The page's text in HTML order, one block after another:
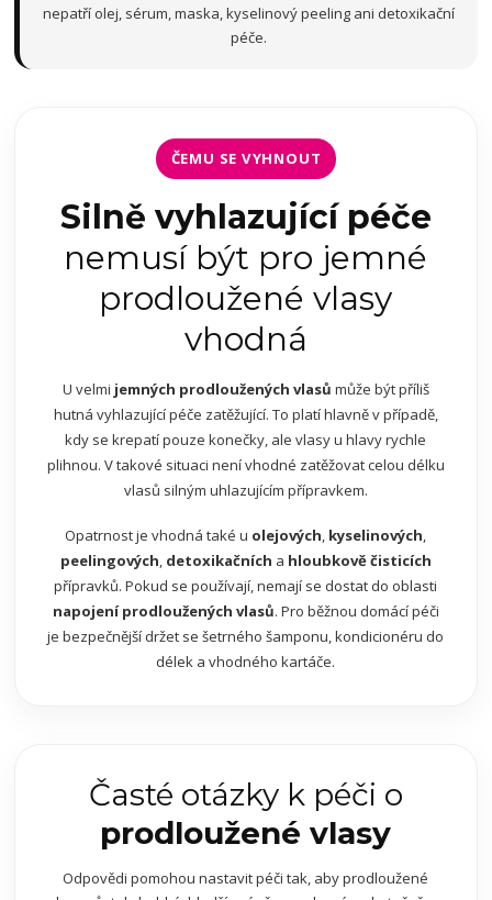
nepatří olej, sérum, maska, kyselinový peeling ani detoxikační
péče.
ČEMU SE VYHNOUT
Silně vyhlazující péče
nemusí být pro jemné
prodloužené vlasy
vhodná
U velmi jemných prodloužených vlasů může být příliš
hutná vyhlazující péče zatěžující. To platí hlavně v případě,
kdy se krepatí pouze konečky, ale vlasy u hlavy rychle
plihnou. V takové situaci není vhodné zatěžovat celou délku
vlasů silným uhlazujícím přípravkem.
Opatrnost je vhodná také u olejových, kyselinových,
peelingových, detoxikačních a hloubkově čisticích
přípravků. Pokud se používají, nemají se dostat do oblasti
napojení prodloužených vlasů. Pro běžnou domácí péči
je bezpečnější držet se šetrného šamponu, kondicionéru do
délek a vhodného kartáče.
Časté otázky k péči o
prodloužené vlasy
Odpovědi pomohou nastavit péči tak, aby prodloužené